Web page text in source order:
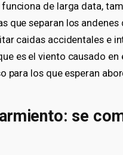
de larga data,
que separan los
caidas accidentales e
es el viento causado
para los que esperan
se